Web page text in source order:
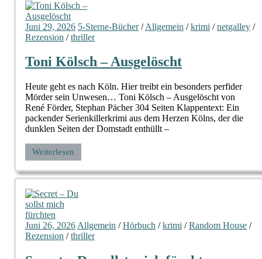
Juni 29, 2026 5-Sterne-Bücher/Allgemein /krimi /netgalley /
Rezension /thriller
Toni Kölsch – Ausgelöscht
Heute geht es nach Köln. Hier treibt ein besonders perfider
Mörder sein Unwesen… Toni Kölsch – Ausgelöscht von
René Förder, Stephan Pächer 304 Seiten Klappentext: Ein
packender Serienkillerkrimi aus dem Herzen Kölns, der die
dunklen Seiten der Domstadt enthüllt –
Weiterlesen
Juni 26, 2026 Allgemein /Hörbuch /krimi /Random House /
Rezension /thriller